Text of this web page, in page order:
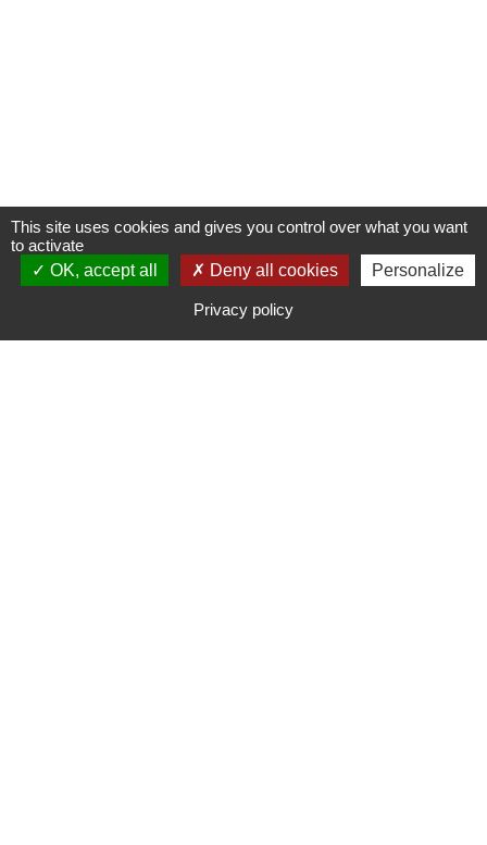
S'INSCRIRE À UNE FORMATION
This site uses cookies and gives you control over what you want
to activate
OK, accept all
Deny all cookies Personalize
Privacy policy